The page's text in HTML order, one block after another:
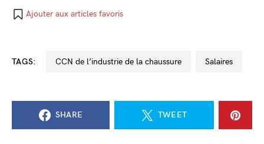
Ajouter aux articles favoris
TAGS: CCN de l’industrie de la chaussure salaires
SHARE TWEET